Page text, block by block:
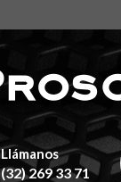
Llámanos
(32) 269 33 71